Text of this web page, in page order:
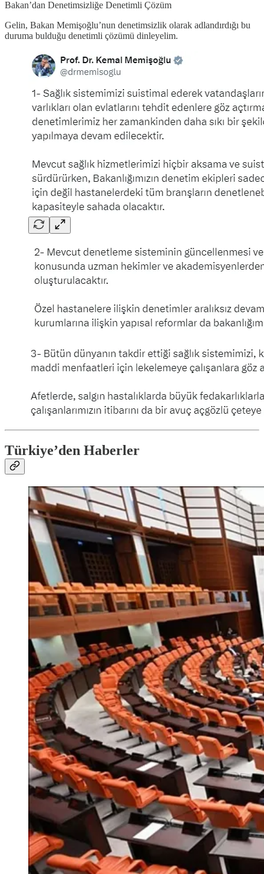
Bakan’dan Denetimsizliğe Denetimli Çözüm
Gelin, Bakan Memişoğlu’nun denetimsizlik olarak adlandırdığı bu
duruma bulduğu denetimli çözümü dinleyelim.
Türkiye’den Haberler